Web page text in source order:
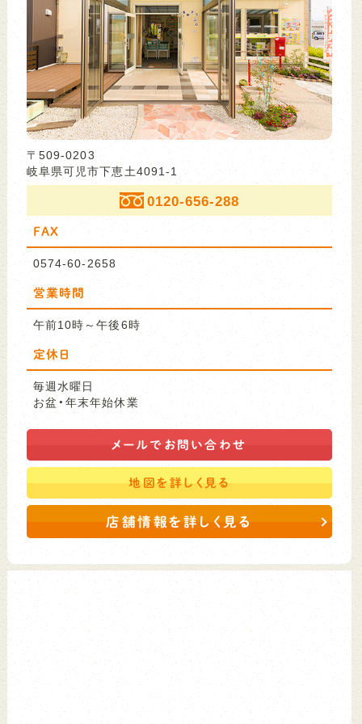
〒509-0203
岐阜県可児市下恵土4091-1
0120-656-288
FAX
0574-60-2658
営業時間
午前10時～午後6時
定休日
毎週水曜日
お盆・年末年始休業
メールで お問い合わせ
地図を詳しく見る
店舗情報を詳しく見る